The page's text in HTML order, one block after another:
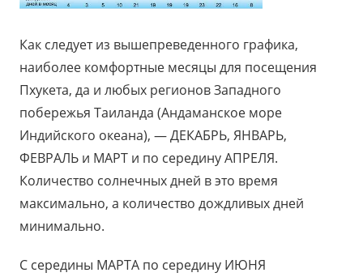
Как следует из вышепреведенного графика,
наиболее комфортные месяцы для посещения
Пхукета, да и любых регионов Западного
побережья Таиланда (Андаманское море
Индийского океана), — ДЕКАБРЬ, ЯНВАРЬ,
ФЕВРАЛЬ и МАРТ и по середину АПРЕЛЯ.
Количество солнечных дней в это время
максимально, а количество дождливых дней
минимально.
С середины МАРТА по середину ИЮНЯ